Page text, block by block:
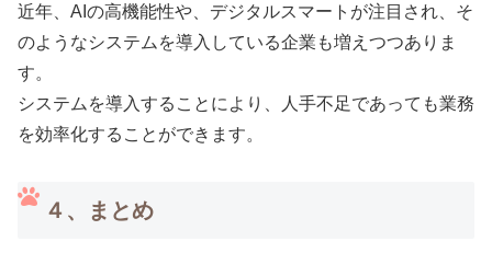
近年、AIの高機能性や、デジタルスマートが注目され、そ
のようなシステムを導入している企業も増えつつありま
す。
システムを導入することにより、人手不足であっても業務
を効率化することができます。
４、まとめ